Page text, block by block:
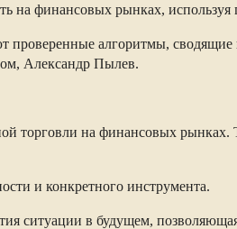
на финансовых рынках, используя
проверенные алгоритмы,
Александр Пылев.
торговли на финансовых рынках.
и конкретного инструмента.
ситуации в будущем,